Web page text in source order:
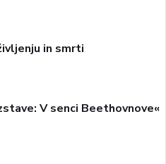
in smrti
V senci Beethovnove«